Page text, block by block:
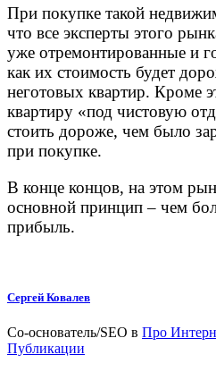
При покупке такой
что все эксперты этого
уже отремонтированные и
как их стоимость будет
неготовых квартир. Кроме
квартиру «под чистовую
стоить дороже, чем было
при покупке.
В конце концов, на этом
основной принцип – чем
прибыль.
Сергей Ковалев
Со-основатель/SEO в Про
Публикации